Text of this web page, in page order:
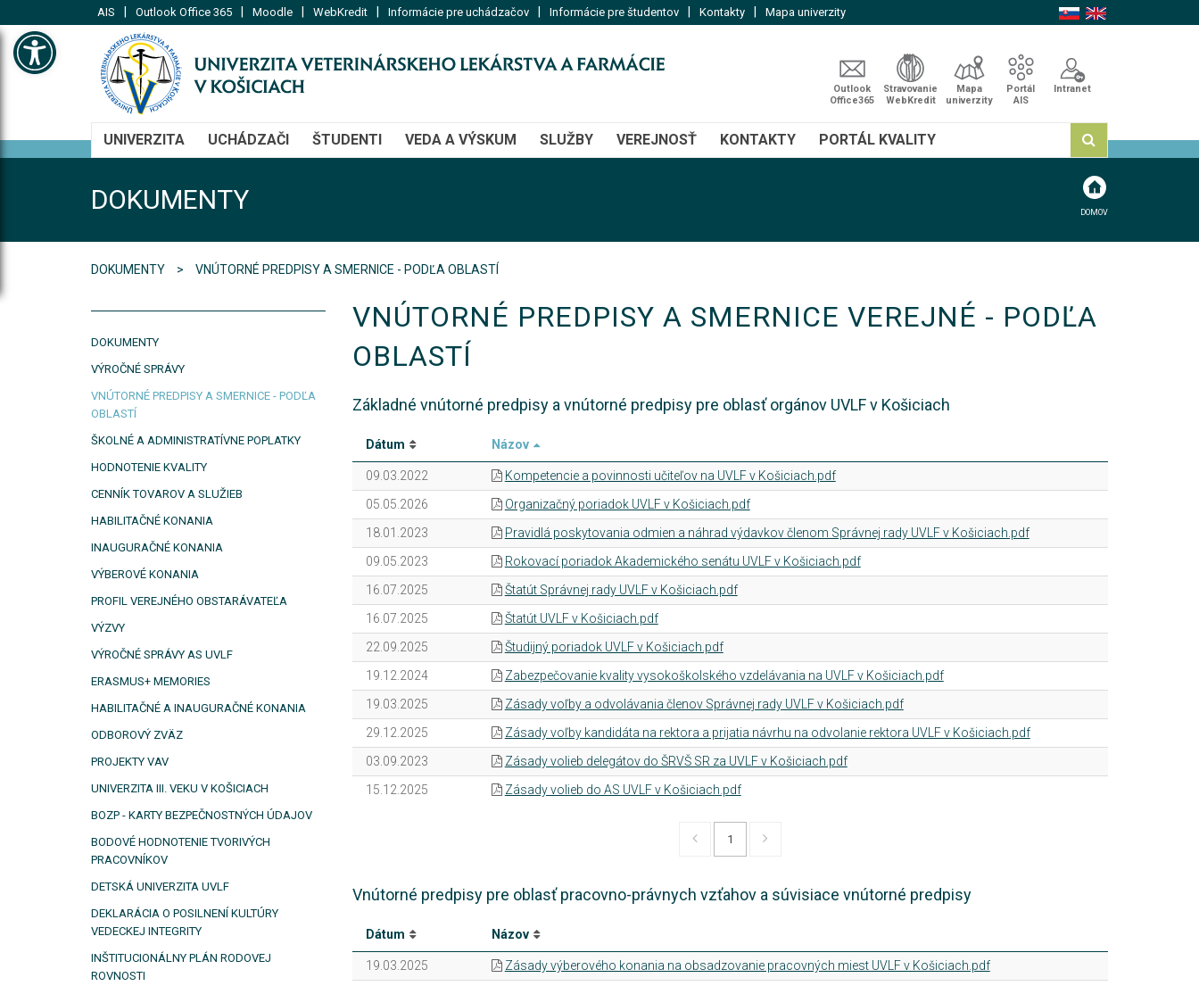
Open toolbar
AIS Outlook Office 365 Moodle WebKredit Informácie pre uchádzačov Informácie pre študentov Kontakty Mapa univerzity
Outlook
Office365
Stravovanie
WebKredit
Mapa
univerzity
Portál
AIS
Intranet
UNIVERZITA UCHÁDZAČI ŠTUDENTI VEDA A VÝSKUM SLUŽBY VEREJNOSŤ KONTAKTY PORTÁL KVALITY
DOKUMENTY DOMOV
DOKUMENTY VNÚTORNÉ PREDPISY A SMERNICE - PODĽA OBLASTÍ
DOKUMENTY
VÝROČNÉ SPRÁVY
VNÚTORNÉ PREDPISY A SMERNICE - PODĽA
OBLASTÍ
ŠKOLNÉ A ADMINISTRATÍVNE POPLATKY
HODNOTENIE KVALITY
CENNÍK TOVAROV A SLUŽIEB
HABILITAČNÉ KONANIA
INAUGURAČNÉ KONANIA
VÝBEROVÉ KONANIA
PROFIL VEREJNÉHO OBSTARÁVATEĽA
VÝZVY
VÝROČNÉ SPRÁVY AS UVLF
ERASMUS+ MEMORIES
HABILITAČNÉ A INAUGURAČNÉ KONANIA
ODBOROVÝ ZVÄZ
PROJEKTY VAV
UNIVERZITA III. VEKU V KOŠICIACH
BOZP - KARTY BEZPEČNOSTNÝCH ÚDAJOV
BODOVÉ HODNOTENIE TVORIVÝCH
PRACOVNÍKOV
DETSKÁ UNIVERZITA UVLF
DEKLARÁCIA O POSILNENÍ KULTÚRY
VEDECKEJ INTEGRITY
INŠTITUCIONÁLNY PLÁN RODOVEJ
ROVNOSTI
VNÚTORNÉ PREDPISY A SMERNICE VEREJNÉ - PODĽA
OBLASTÍ
Základné vnútorné predpisy a vnútorné predpisy pre oblasť orgánov UVLF v Košiciach
Dátum Názov
09.03.2022
Kompetencie a povinnosti učiteľov na UVLF v Košiciach.pdf
05.05.2026
Organizačný poriadok UVLF v Košiciach.pdf
18.01.2023
Pravidlá poskytovania odmien a náhrad výdavkov členom Správnej rady UVLF v Košiciach.pdf
09.05.2023
Rokovací poriadok Akademického senátu UVLF v Košiciach.pdf
16.07.2025
Štatút Správnej rady UVLF v Košiciach.pdf
16.07.2025
Štatút UVLF v Košiciach.pdf
22.09.2025
Študijný poriadok UVLF v Košiciach.pdf
19.12.2024
Zabezpečovanie kvality vysokoškolského vzdelávania na UVLF v Košiciach.pdf
19.03.2025
Zásady voľby a odvolávania členov Správnej rady UVLF v Košiciach.pdf
29.12.2025
Zásady voľby kandidáta na rektora a prijatia návrhu na odvolanie rektora UVLF v Košiciach.pdf
03.09.2023
Zásady volieb delegátov do ŠRVŠ SR za UVLF v Košiciach.pdf
15.12.2025
Zásady volieb do AS UVLF v Košiciach.pdf
1
Vnútorné predpisy pre oblasť pracovno-právnych vzťahov a súvisiace vnútorné predpisy
Dátum Názov
19.03.2025
Zásady výberového konania na obsadzovanie pracovných miest UVLF v Košiciach.pdf